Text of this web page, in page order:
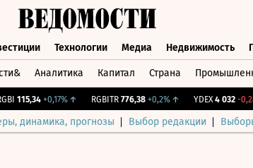
Технологии Медиа Недвижимость
Аналитика Капитал Страна
115,34 +0,17%↑ RGBITR 776,38 +0,2%↑ YDEX 4 032 -
динамика, прогнозы Выбор редакции